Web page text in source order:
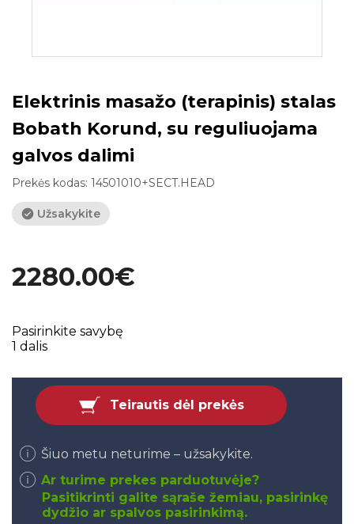
Elektrinis masažo (terapinis) stalas
Bobath Korund, su reguliuojama
galvos dalimi
Prekės kodas: 14501010+SECT.HEAD
Užsakykite
2280.00€
Pasirinkite savybę
1 dalis
Teirautis dėl prekės
Šiuo metu neturime – užsakykite.
Ar turime prekes parduotuvėje?
Pasitikrinti galite sąraše žemiau, pasirinkę
dydžio ar spalvos pasirinkimą.